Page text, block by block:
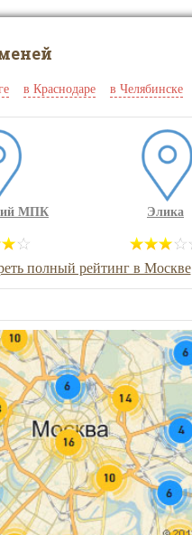
в Краснодаре в Челябинске
МПК Элика
полный рейтинг в Москве